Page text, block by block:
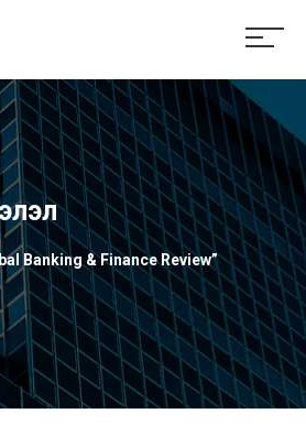
Banking & Finance Review”